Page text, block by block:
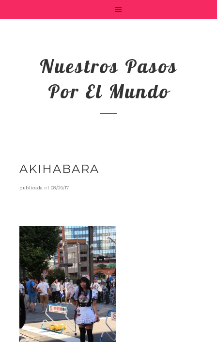
Nuestros Pasos
Por El Mundo
AKIHABARA
publicada el 08/06/17